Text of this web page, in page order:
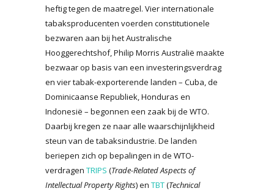
heftig tegen de maatregel. Vier internationale
tabaksproducenten voerden constitutionele
bezwaren aan bij het Australische
Hooggerechtshof, Philip Morris Australië maakte
bezwaar op basis van een investeringsverdrag
en vier tabak-exporterende landen – Cuba, de
Dominicaanse Republiek, Honduras en
Indonesië – begonnen een zaak bij de WTO.
Daarbij kregen ze naar alle waarschijnlijkheid
steun van de tabaksindustrie. De landen
beriepen zich op bepalingen in de WTO-
verdragen TRIPS (Trade-Related Aspects of
Intellectual Property Rights) en TBT(Technical